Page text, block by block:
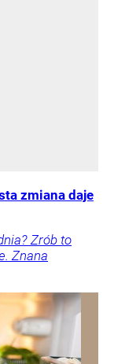
zmiana daje
Zrób to
Znana